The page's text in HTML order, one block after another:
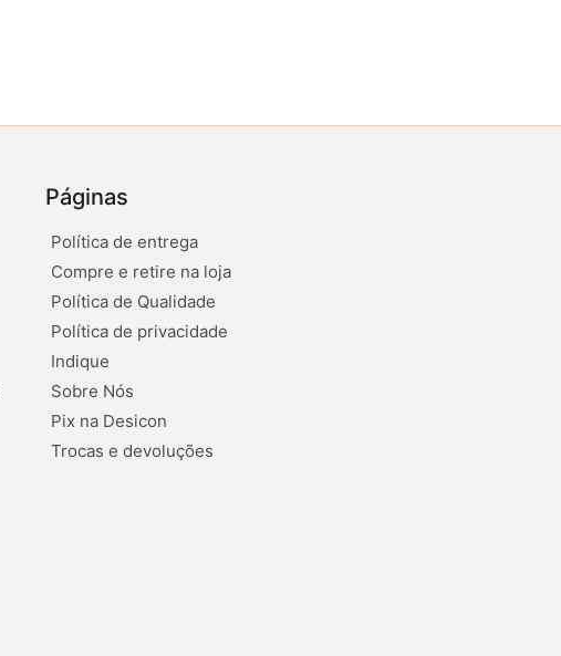
Páginas
Política de entrega
Compre e retire na loja
Política de Qualidade
Política de privacidade
Indique
Sobre Nós
Pix na Desicon
Trocas e devoluções